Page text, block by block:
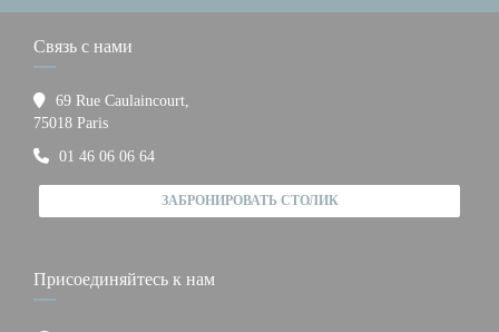
Связь с нами
69 Rue Caulaincourt,
75018 Paris((открывается в новом окне))
01 46 06 06 64
ЗАБРОНИРОВАТЬ СТОЛИК
Присоединяйтесь к нам